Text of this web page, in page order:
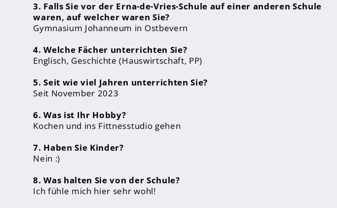
Berufsorientierung
Anprechpartner
Konzept für die Berufsberatung in den Jahrgängen 7 - 10
Berufsberatung
Kooperationspartner
Laufbahn und Abschlüsse
FHR und Abitur
3. Falls Sie vor der Erna-de-Vries-Schule auf einer anderen Schule
waren, auf welcher waren Sie?
Gymnasium Johanneum in Ostbevern
4. Welche Fächer unterrichten Sie?
Englisch, Geschichte (Hauswirtschaft, PP)
5. Seit wie viel Jahren unterrichten Sie?
Seit November 2023
6. Was ist Ihr Hobby?
Kochen und ins Fittnesstudio gehen
7. Haben Sie Kinder?
Nein :)
8. Was halten Sie von der Schule?
Ich fühle mich hier sehr wohl!